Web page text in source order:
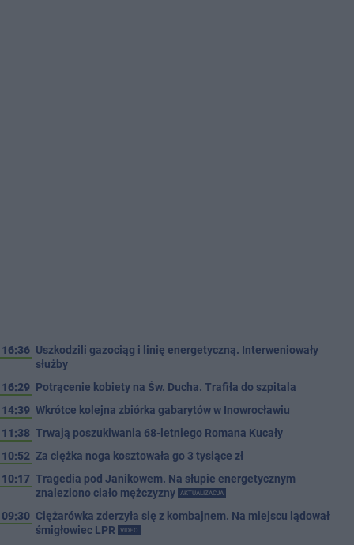
16:36 Uszkodzili gazociąg i linię energetyczną. Interweniowały
służby
16:29 Potrącenie kobiety na Św. Ducha. Trafiła do szpitala
14:39 Wkrótce kolejna zbiórka gabarytów w Inowrocławiu
11:38 Trwają poszukiwania 68-letniego Romana Kucały
10:52 Za ciężka noga kosztowała go 3 tysiące zł
10:17 Tragedia pod Janikowem. Na słupie energetycznym
znaleziono ciało mężczyzny
AKTUALIZACJA
09:30 Ciężarówka zderzyła się z kombajnem. Na miejscu lądował
śmigłowiec LPR
VIDEO